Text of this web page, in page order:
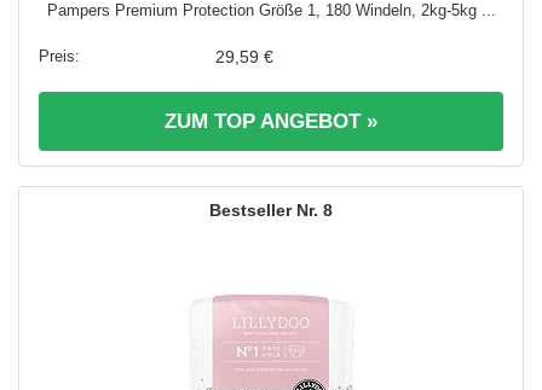
Pampers Premium Protection Größe 1, 180 Windeln, 2kg-5kg ...
29,59 €
ZUM TOP ANGEBOT »
8